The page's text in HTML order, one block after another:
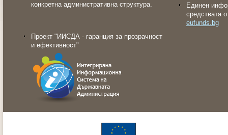
конкретна административна структура.
Проект "ИИСДА - гаранция за прозрачност
и ефективност"
Eдинен
средствата
eufunds.bg